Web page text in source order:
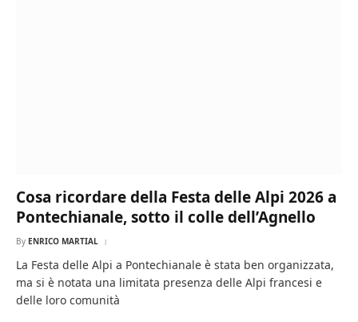
Cosa ricordare della Festa delle Alpi 2026 a
Pontechianale, sotto il colle dell’Agnello
By ENRICO MARTIAL
La Festa delle Alpi a Pontechianale è stata ben organizzata,
ma si è notata una limitata presenza delle Alpi francesi e
delle loro comunità